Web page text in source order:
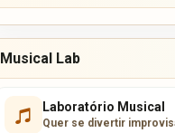
Musical Lab
Laboratório Musical
Quer se divertir